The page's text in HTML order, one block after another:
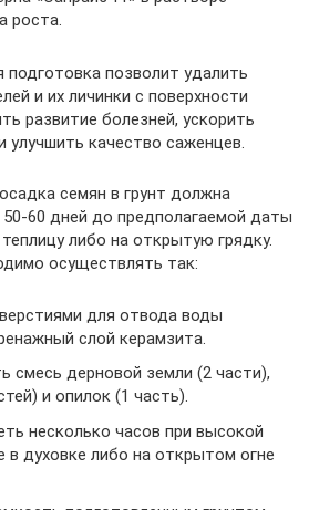
роста.
подготовка позволит удалить
и их личинки с поверхности
развитие болезней, ускорить
улучшить качество саженцев.
семян в грунт должна
60 дней до предполагаемой даты
либо на открытую грядку.
осуществлять так:
для отвода воды
слой керамзита.
смесь дерновой земли (2 части),
и опилок (1 часть).
несколько часов при высокой
в духовке либо на открытом огне